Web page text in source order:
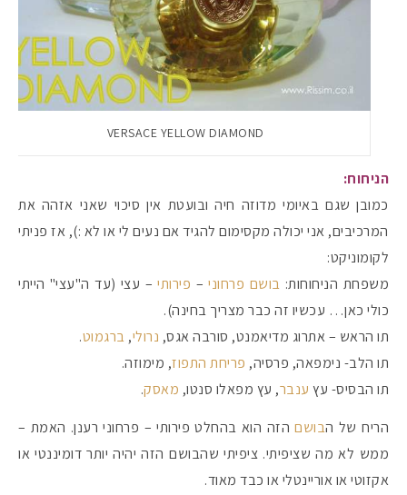
VERSACE YELLOW DIAMOND
הניחוח:
כמובן שגם באיומי מדוזה חיה ובועטת אין סיכוי שאני אזהה את
המרכיבים, אני יכולה מקסימום להגיד אם נעים לי או לא :), אז פניתי
לקומוניקט:
משפחת הניחוחות: בושם פרחוני– פירותי– עצי (עד ה"עצי" הייתי
כולי כאן… עכשיו זה כבר מצריך בחינה).
תו הראש – אתרוג מדיאמנט, סורבה אגס, נרולי, ברגמוט.
תו הלב- נימפאה, פרסיה, פריחת התפוז, מימוזה.
תו הבסיס- עץ ענבר, עץ מפאלו סנטו, מאסק.
הריח של הבושםהזה הוא בהחלט פירותי – פרחוני רענן. האמת –
ממש לא מה שציפיתי. ציפיתי שהבושם הזה יהיה יותר דומיננטי או
אקזוטי או אוריינטלי או כבד מאוד.